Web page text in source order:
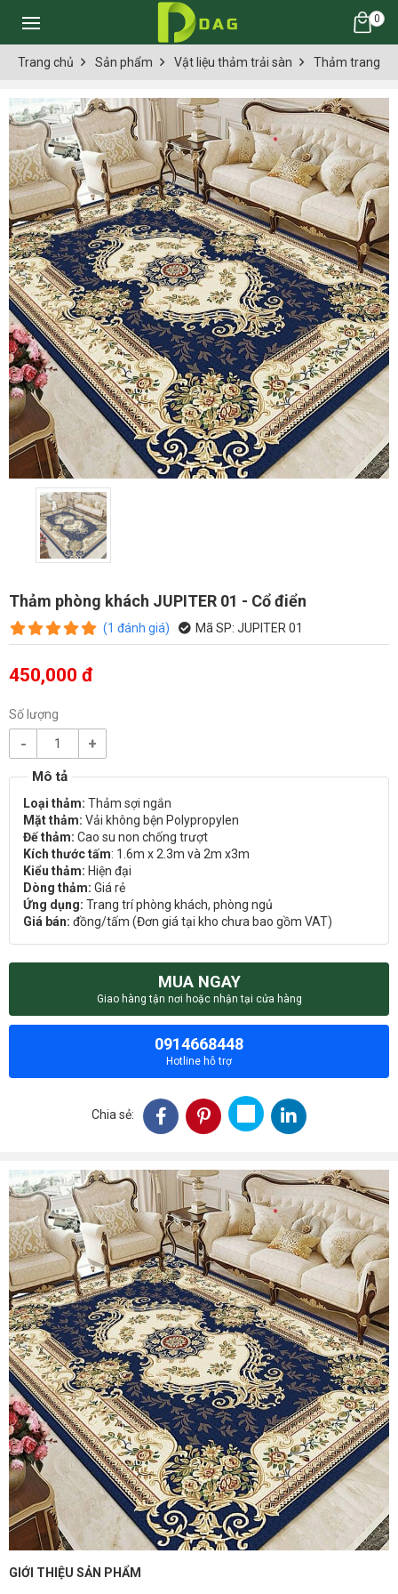
0
Trang chủ Sản phẩm Vật liệu thảm trải sàn Thảm trang trí
Thảm phòng khách JUPITER 01 - Cổ điển
(1 đánh giá) Mã SP: JUPITER 01
450,000 đ
Số lượng
- +
Loại thảm: Thảm sợi ngắn
Mặt thảm: Vải không bện Polypropylen
Đế thảm: Cao su non chống trượt
Kích thước tấm: 1.6m x 2.3m và 2m x3m
Kiểu thảm: Hiện đại
Dòng thảm: Giá rẻ
Ứng dụng: Trang trí phòng khách, phòng ngủ
Giá bán: đồng/tấm (Đơn giá tại kho chưa bao gồm VAT)
MUA NGAY
Giao hàng tận nơi hoặc nhận tại cửa hàng
0914668448
Hotline hỗ trợ
Chia sẻ:
GIỚI THIỆU SẢN PHẨM